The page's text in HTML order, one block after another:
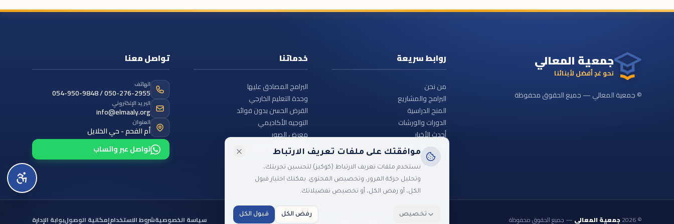
جمعية المعالي
نحو غدٍ أفضل لأبنائنا
© جمعية المعالي — جميع الحقوق محفوظة
روابط سريعة
من نحن
البرامج والمشاريع
المنح الدراسية
الدورات والورشات
أحدث الأخبار
الأسئلة الشائعة
خدماتنا
البرامج المصادق عليها
وحدة التعليم الخارجي
القرض الحسن بدون فوائد
التوجيه الأكاديمي
معرض الصور
ساهم معنا – تبرع
تواصل معنا
الهاتف
054-950-9848 / 050-276-2955
البريد الإلكتروني
info@elmaaly.org
العنوان
أم الفحم - حي الخلايل
تواصل عبر واتساب
©
2026 جمعية المعالي — جميع الحقوق محفوظة עברית سياسة الخصوصيةشروط الاستخدامإمكانية الوصولبوابة الإدارة
موافقتك على ملفات تعريف الارتباط
نستخدم ملفات تعريف الارتباط (كوكيز) لتحسين تجربتك،
وتحليل حركة المرور، وتخصيص المحتوى. يمكنك اختيار قبول
الكل، أو رفض الكل، أو تخصيص تفضيلاتك.
تخصيص رفض الكل قبول الكل